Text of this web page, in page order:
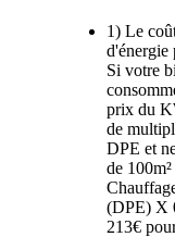
1) Le
d'énergie
Si votre
prix du
de
DPE et
de
(DPE) X
213€